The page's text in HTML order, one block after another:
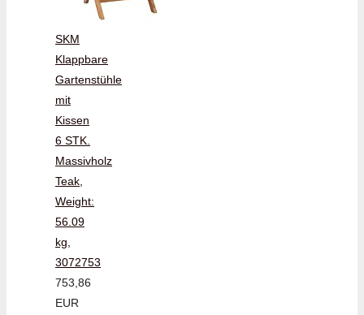
SKM
Klappbare
Gartenstühle
mit
Kissen
6 STK.
Massivholz
Teak,
Weight:
56.09
kg,
3072753
753,86
EUR